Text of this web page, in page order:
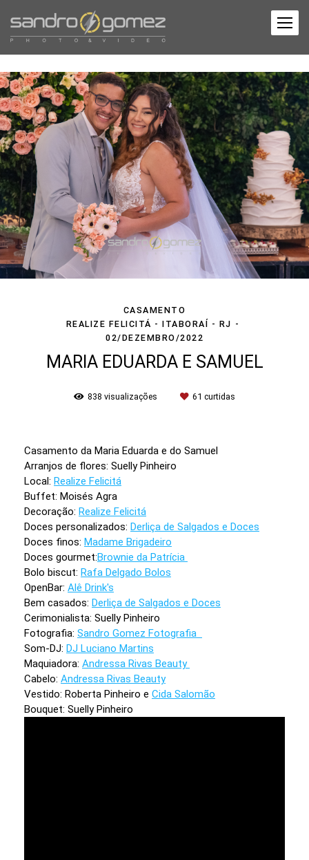
CASAMENTO
REALIZE FELICITÁ - ITABORAÍ - RJ
02/DEZEMBRO/2022
MARIA EDUARDA E SAMUEL
838 visualizações 61 curtidas
Casamento da Maria Eduarda e do Samuel
Arranjos de flores: Suelly Pinheiro
Local: Realize Felicitá
Buffet: Moisés Agra
Decoração: Realize Felicitá
Doces personalizados: Derliça de Salgados e Doces
Doces finos: Madame Brigadeiro
Doces gourmet:Brownie da Patrícia
Bolo biscut: Rafa Delgado Bolos
OpenBar: Alê Drink's
Bem casados: Derliça de Salgados e Doces
Cerimonialista: Suelly Pinheiro
Fotografia: Sandro Gomez Fotografia
Som-DJ: DJ Luciano Martins
Maquiadora: Andressa Rivas Beauty
Cabelo: Andressa Rivas Beauty
Vestido: Roberta Pinheiro e Cida Salomão
Bouquet: Suelly Pinheiro